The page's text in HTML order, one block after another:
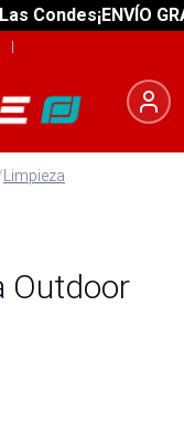
¡ENVÍO
|
Limpieza
Outdoor